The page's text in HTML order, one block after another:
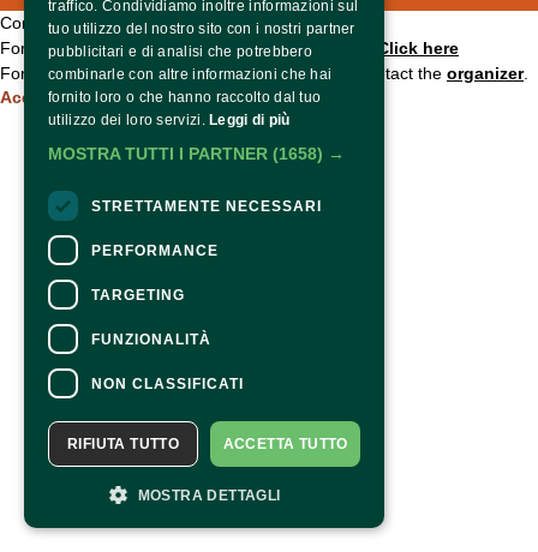
Contacts
For information and support in purchasing tickets
Click here
For information on the program and the event, contact the organizer.
Accessibility statement
traffico. Condividiamo inoltre informazioni sul
tuo utilizzo del nostro sito con i nostri partner
pubblicitari e di analisi che potrebbero
combinarle con altre informazioni che hai
fornito loro o che hanno raccolto dal tuo
utilizzo dei loro servizi. Leggi di più
MOSTRA TUTTI I PARTNER (1658) →
STRETTAMENTE NECESSARI
PERFORMANCE
TARGETING
FUNZIONALITÀ
NON CLASSIFICATI
ACCETTA TUTTO
RIFIUTA TUTTO
MOSTRA DETTAGLI